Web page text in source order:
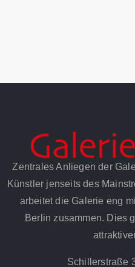
Zentrales Anliegen der
Künstler jenseits des
arbeitet die Galerie eng
Berlin zusammen. Dies
Schillerstraße